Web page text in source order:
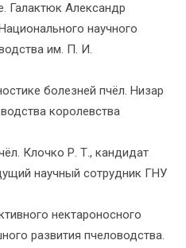
Галактюк Александр
научного
им. П. И.
болезней пчёл. Низар
королевства
Клочко Р. Т., кандидат
научный сотрудник ГНУ
нектароносного
развития пчеловодства.